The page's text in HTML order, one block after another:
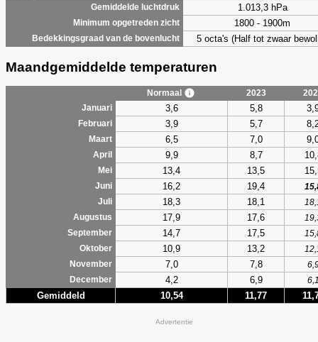
Gemiddelde luchtdruk 1.013,3 hPa
Minimum opgetreden zicht 1800 - 1900m
Bedekkingsgraad van de bovenlucht 5 octa's (Half tot zwaar
Maandgemiddelde temperaturen
Normaal 2023
Januari
3,6 5,8
Februari 3,9 5,7
Maart 6,5 7,0
April 9,9 8,7
Mei 13,4 13,5
Juni 16,2 19,4
Juli
18,3 18,1
Augustus
17,9 17,6
September
14,7 17,5
Oktober
10,9 13,2
November
7,0 7,8
December
4,2 6,9
Gemiddeld 10,54 11,77
Advertentie